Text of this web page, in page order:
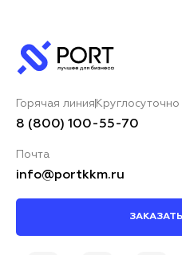
Ваш
Горячая линия Круглосуточно
8 (800) 100-55-70
Почта
info@portkkm.ru